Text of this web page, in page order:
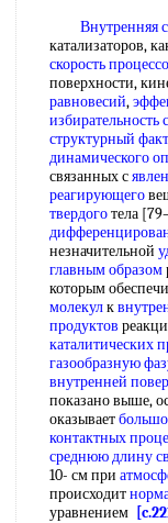
Внутренняя
катализаторов,
скорость
поверхности,
равновесий,
избирательность
структурный
динамического
связанных с
реагирующего
твердоготела
незначительной
главным образом
которым
молекулк
продуктов
каталитических
газообразную
внутренней
показано выше,
оказывает
контактных
среднюю длину
10- см при
происходит
уравнением